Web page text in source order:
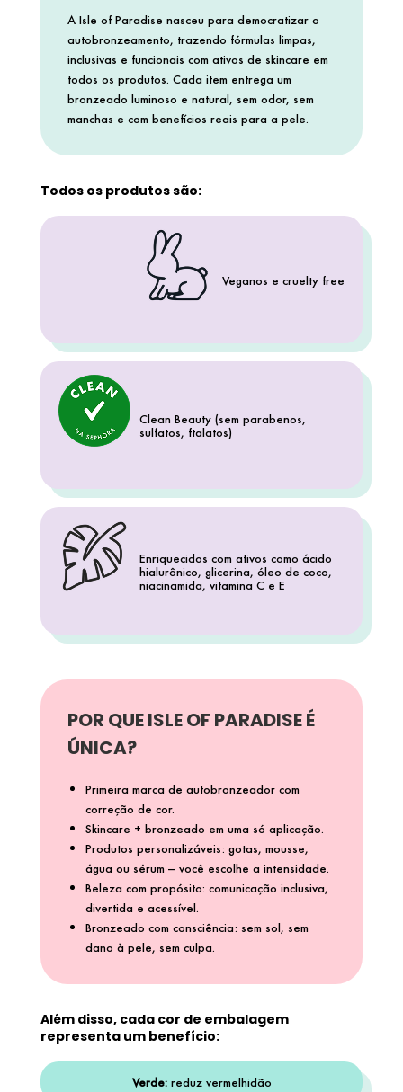
ELIZAVECCA
EMBRYOLISSE
ESTHEDERM
FENTY BEAUTY
FENTY SKIN
FRAN BY FRANCINY EHLKE
GIORGIO ARMANI
GIVENCHY
GLOW RECIPE
GUCCI
GUERLAIN
HUDA BEAUTY
A Isle of Paradise nasceu para democratizar o
autobronzeamento, trazendo fórmulas limpas,
inclusivas e funcionais com ativos de skincare em
todos os produtos. Cada item entrega um
bronzeado luminoso e natural, sem odor, sem
manchas e com benefícios reais para a pele.
Todos os produtos são:
Veganos e cruelty free
Clean Beauty (sem parabenos,
sulfatos, ftalatos)
Enriquecidos com ativos como ácido
hialurônico, glicerina, óleo de coco,
niacinamida, vitamina C e E
POR QUE ISLE OF PARADISE É
ÚNICA?
Primeira marca de autobronzeador com
correção de cor.
Skincare + bronzeado em uma só aplicação.
Produtos personalizáveis: gotas, mousse,
água ou sérum — você escolhe a intensidade.
Beleza com propósito: comunicação inclusiva,
divertida e acessível.
Bronzeado com consciência: sem sol, sem
dano à pele, sem culpa.
Além disso, cada cor de embalagem
representa um benefício:
Verde:reduz vermelhidão